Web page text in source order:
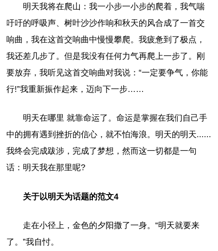
明天我将在爬山：我一小步一小步的爬着，我气喘
吁吁的呼吸声、树叶沙沙作响和秋天的风合成了一首交
响曲，我在这首交响曲中慢慢攀爬。我疲惫到了极点，
我还差几步了。但是我没有任何力气再爬上一步了。刚
要放弃，我听见这首交响曲对我说：“一定要争气，你能
行!”我重新振作起来，迈向下一步……
明天在哪里 就靠命运了。命运是掌握在我们自己手
中的拥有遇到挫折的信心，就不怕海浪。明天的明天......
我终会完成跋涉，完成了梦想，然而这一切都是一句
话：明天我在那里呢?
关于以明天为话题的范文4
走在小径上，金色的夕阳撒了一身。“明天就要来
了。”我自忖。